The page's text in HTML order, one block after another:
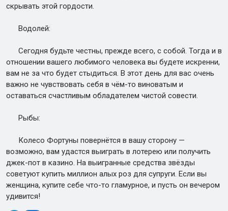
скрывать этой гордости.
Водолей:
Сегодня будьте честны, прежде всего, с собой. Тогда и в
отношении вашего любимого человека вы будете искренни,
вам не за что будет стыдиться. В этот день для вас очень
важно не чувствовать себя в чём-то виноватым и
оставаться счастливым обладателем чистой совести.
Рыбы:
Колесо Фортуны повернётся в вашу сторону —
возможно, вам удастся выиграть в лотерею или получить
джек-пот в казино. На выигранные средства звёзды
советуют купить миллион алых роз для супруги. Если вы
женщина, купите себе что-то гламурное, и пусть он вечером
удивится!